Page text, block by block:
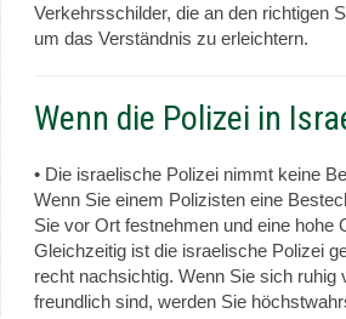
Verkehrsschilder, die an den richtigen
um das Verständnis zu erleichtern.
Wenn die Polizei in
• Die israelische Polizei nimmt keine
Wenn Sie einem Polizisten eine
Sie vor Ort festnehmen und eine hohe
Gleichzeitig ist die israelische Polizei
recht nachsichtig. Wenn Sie sich ruhig
freundlich sind, werden Sie